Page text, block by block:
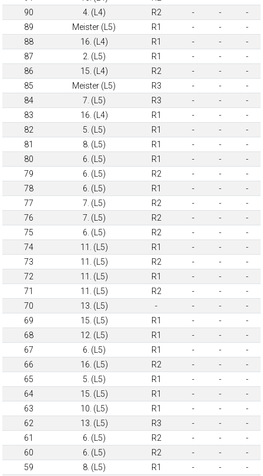
90
4. (L4) R2 - -
-
89
Meister (L5) R1 - -
-
88
16. (L4) R1 - -
-
87
2. (L5) R1 - -
-
86
15. (L4) R2 - -
-
85
Meister (L5) R3 - -
-
84
7. (L5) R3 - -
-
83
16. (L4) R1 - -
-
82
5. (L5) R1 - -
-
81
8. (L5) R1 - -
-
80
6. (L5) R1 - -
-
79
6. (L5) R2 - -
-
78
6. (L5) R1 - -
-
77
7. (L5) R2 - -
-
76
7. (L5) R2 - -
-
75
6. (L5) R2 - -
-
74
11. (L5) R1 - -
-
73
11. (L5) R2 - -
-
72
11. (L5) R1 - -
-
71
11. (L5) R2 - -
-
70
13. (L5) - - -
-
69
15. (L5) R1 - -
-
68
12. (L5) R1 - -
-
67
6. (L5) R1 - -
-
66
16. (L5) R2 - -
-
65
5. (L5) R1 - -
-
64
15. (L5) R1 - -
-
63
10. (L5) R1 - -
-
62
13. (L5) R3 - -
-
61
6. (L5) R2 - -
-
60
6. (L5) R2 - -
-
59
8. (L5) R1 - -
-